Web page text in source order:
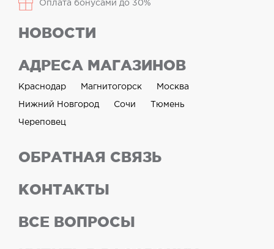
Оплата бонусами до 30%
НОВОСТИ
АДРЕСА МАГАЗИНОВ
Краснодар Магнитогорск Москва
Нижний Новгород Сочи Тюмень
Череповец
ОБРАТНАЯ СВЯЗЬ
КОНТАКТЫ
ВСЕ ВОПРОСЫ